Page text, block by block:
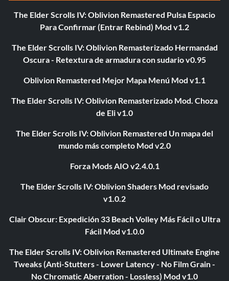
The Elder Scrolls IV: Oblivion Remastered Pulsa Espacio
Para Confirmar (Entrar Rebind) Mod v1.2
The Elder Scrolls IV: Oblivion Remasterizado Hermandad
Oscura - Retextura de armadura con sudario v0.95
Oblivion Remastered Mejor Mapa Menú Mod v1.1
The Elder Scrolls IV: Oblivion Remasterizado Mod. Choza
de Eli v1.0
The Elder Scrolls IV: Oblivion Remastered Un mapa del
mundo más completo Mod v2.0
Forza Mods AIO v2.4.0.1
The Elder Scrolls IV: Oblivion Shaders Mod revisado
v1.0.2
Clair Obscur: Expedición 33 Beach Volley Más Fácil o Ultra
Fácil Mod v1.0.0
The Elder Scrolls IV: Oblivion Remastered Ultimate Engine
Tweaks (Anti-Stutters - Lower Latency - No Film Grain -
No Chromatic Aberration - Lossless) Mod v1.0